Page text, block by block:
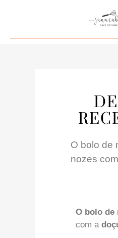
O bolo de
nozes
O bolo de
com a